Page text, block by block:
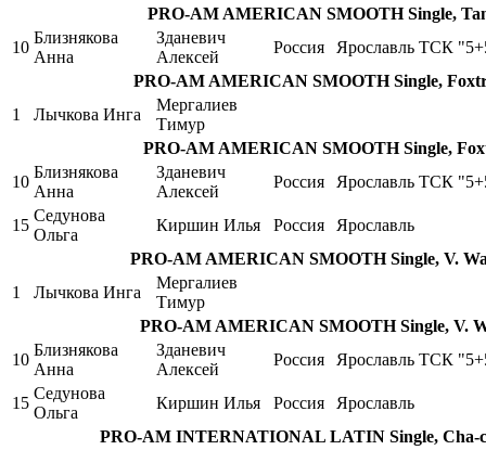
PRO-AM AMERICAN SMOOTH Single,
10
Близнякова
Анна
Зданевич
Алексей
Россия Ярославль ТСК
PRO-AM AMERICAN SMOOTH Single,
1
Лычкова Инга
Мергалиев
Тимур
PRO-AM AMERICAN SMOOTH Single,
10
Близнякова
Анна
Зданевич
Алексей
Россия Ярославль ТСК
15
Седунова
Ольга
Киршин Илья Россия
Ярославль
PRO-AM AMERICAN SMOOTH Single, V.
1
Лычкова Инга
Мергалиев
Тимур
PRO-AM AMERICAN SMOOTH Single, V.
10
Близнякова
Анна
Зданевич
Алексей
Россия Ярославль ТСК
15
Седунова
Ольга
Киршин Илья Россия
Ярославль
PRO-AM INTERNATIONAL LATIN Single, Cha-